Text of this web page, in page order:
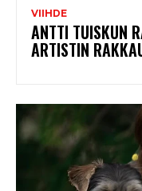
VIIHDE
ANTTI TUISKUN
ARTISTIN